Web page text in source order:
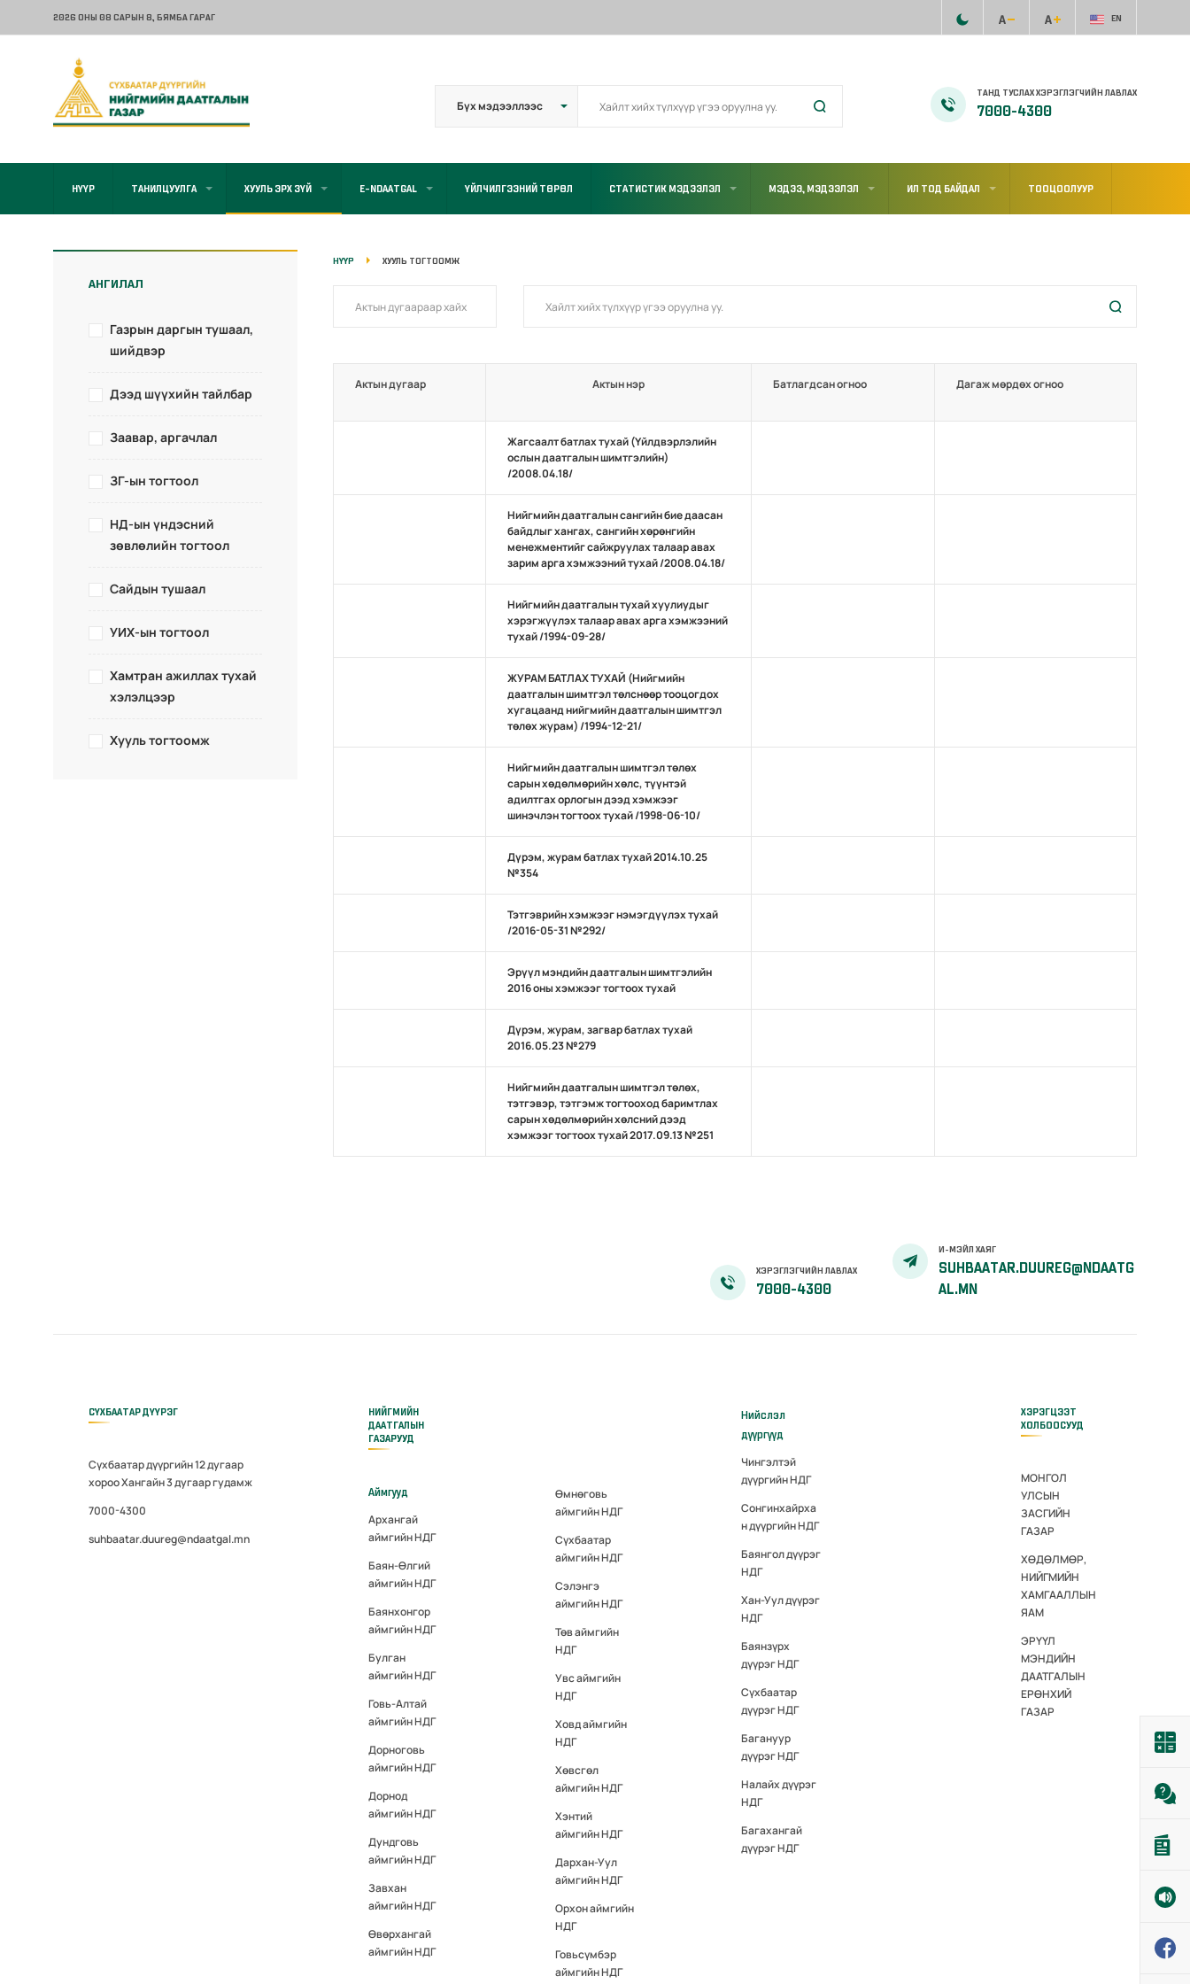
2026 ОНЫ 08 САРЫН 8, БЯМБА ГАРАГ EN
ТАНД ТУСЛАХ ХЭРЭГЛЭГЧИЙН ЛАВЛАХ
7000-4300
НҮҮР ТАНИЛЦУУЛГА ХУУЛЬ ЭРХ ЗҮЙ E-NDAATGAL ҮЙЛЧИЛГЭЭНИЙ ТӨРӨЛ СТАТИСТИК МЭДЭЭЛЭЛ МЭДЭЭ, МЭДЭЭЛЭЛ ИЛ ТОД БАЙДАЛ ТООЦООЛУУР
АНГИЛАЛ
Газрын даргын тушаал,
шийдвэр
Дээд шүүхийн тайлбар
Заавар, аргачлал
ЗГ-ын тогтоол
НД-ын үндэсний
зөвлөлийн тогтоол
Сайдын тушаал
УИХ-ын тогтоол
Хамтран ажиллах тухай
хэлэлцээр
Хууль тогтоомж
НҮҮР ХУУЛЬ ТОГТООМЖ
Актын дугаар Актын нэр Батлагдсан огноо Дагаж мөрдөх огноо
Жагсаалт батлах тухай (Үйлдвэрлэлийн
ослын даатгалын шимтгэлийн)
/2008.04.18/
Нийгмийн даатгалын сангийн бие даасан
байдлыг хангах, сангийн хөрөнгийн
менежментийг сайжруулах талаар авах
зарим арга хэмжээний тухай /2008.04.18/
Нийгмийн даатгалын тухай хуулиудыг
хэрэгжүүлэх талаар авах арга хэмжээний
тухай /1994-09-28/
ЖУРАМ БАТЛАХ ТУХАЙ (Нийгмийн
даатгалын шимтгэл төлснөөр тооцогдох
хугацаанд нийгмийн даатгалын шимтгэл
төлөх журам) /1994-12-21/
Нийгмийн даатгалын шимтгэл төлөх
сарын хөдөлмөрийн хөлс, түүнтэй
адилтгах орлогын дээд хэмжээг
шинэчлэн тогтоох тухай /1998-06-10/
Дүрэм, журам батлах тухай 2014.10.25
№354
Тэтгэврийн хэмжээг нэмэгдүүлэх тухай
/2016-05-31 №292/
Эрүүл мэндийн даатгалын шимтгэлийн
2016 оны хэмжээг тогтоох тухай
Дүрэм, журам, загвар батлах тухай
2016.05.23 №279
Нийгмийн даатгалын шимтгэл төлөх,
тэтгэвэр, тэтгэмж тогтооход баримтлах
сарын хөдөлмөрийн хөлсний дээд
хэмжээг тогтоох тухай 2017.09.13 №251
ХЭРЭГЛЭГЧИЙН ЛАВЛАХ
7000-4300
И-МЭЙЛ ХАЯГ
SUHBAATAR.DUUREG@NDAATG
AL.MN
СҮХБААТАР ДҮҮРЭГ
Сүхбаатар дүүргийн 12 дугаар
хороо Хангайн 3 дугаар гудамж
7000-4300
suhbaatar.duureg@ndaatgal.mn
НИЙГМИЙН
ДААТГАЛЫН
ГАЗАРУУД
Аймгууд
Архангай
аймгийн НДГ
Баян-Өлгий
аймгийн НДГ
Баянхонгор
аймгийн НДГ
Булган
аймгийн НДГ
Говь-Алтай
аймгийн НДГ
Дорноговь
аймгийн НДГ
Дорнод
аймгийн НДГ
Дундговь
аймгийн НДГ
Завхан
аймгийн НДГ
Өвөрхангай
аймгийн НДГ
Өмнөговь
аймгийн НДГ
Сүхбаатар
аймгийн НДГ
Сэлэнгэ
аймгийн НДГ
Төв аймгийн
НДГ
Увс аймгийн
НДГ
Ховд аймгийн
НДГ
Хөвсгөл
аймгийн НДГ
Хэнтий
аймгийн НДГ
Дархан-Уул
аймгийн НДГ
Орхон аймгийн
НДГ
Говьсүмбэр
аймгийн НДГ
Нийслэл
дүүргүүд
Чингэлтэй
дүүргийн НДГ
Сонгинхайрха
н дүүргийн НДГ
Баянгол дүүрэг
НДГ
Хан-Уул дүүрэг
НДГ
Баянзүрх
дүүрэг НДГ
Сүхбаатар
дүүрэг НДГ
Багануур
дүүрэг НДГ
Налайх дүүрэг
НДГ
Багахангай
дүүрэг НДГ
ХЭРЭГЦЭЭТ
ХОЛБООСУУД
МОНГОЛ
УЛСЫН
ЗАСГИЙН
ГАЗАР
ХӨДӨЛМӨР,
НИЙГМИЙН
ХАМГААЛЛЫН
ЯАМ
ЭРҮҮЛ
МЭНДИЙН
ДААТГАЛЫН
ЕРӨНХИЙ
ГАЗАР